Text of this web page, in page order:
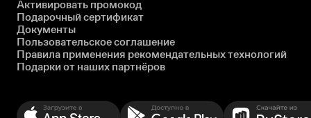
Активировать промокод
Подарочный сертификат
Документы
Пользовательское соглашение
Правила применения рекомендательных технологий
Подарки от наших партнёров